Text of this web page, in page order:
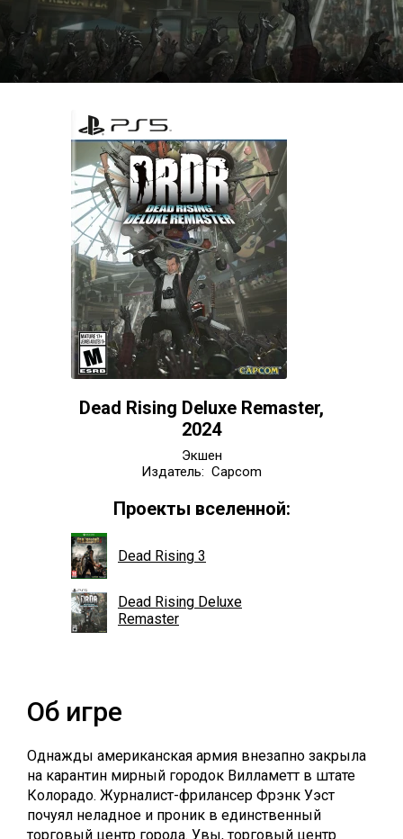
Dead Rising Deluxe Remaster,
2024
Экшен
Издатель: Capcom
Проекты вселенной:
Dead Rising 3
Dead Rising Deluxe
Remaster
Об игре
Однажды американская армия внезапно закрыла
на карантин мирный городок Вилламетт в штате
Колорадо. Журналист-фрилансер Фрэнк Уэст
почуял неладное и проник в единственный
торговый центр города. Увы, торговый центр